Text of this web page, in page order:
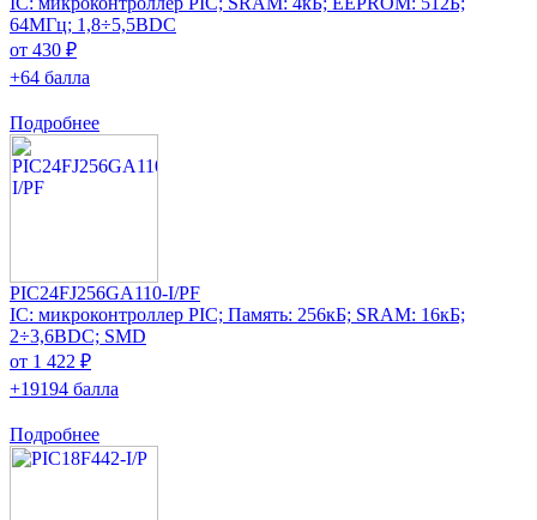
64МГц; 1,8÷5,5ВDC
от 430 ₽
+64 балла
Подробнее
PIC24FJ256GA110-I/PF
IC: микроконтроллер PIC; Память: 256кБ; SRAM: 16кБ;
2÷3,6ВDC; SMD
от 1 422 ₽
+19194 балла
Подробнее